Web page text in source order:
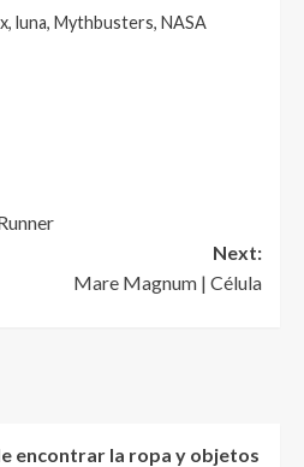
luna, Mythbusters, NASA
Next:
Mare Magnum | Célula
encontrar la ropa y objetos